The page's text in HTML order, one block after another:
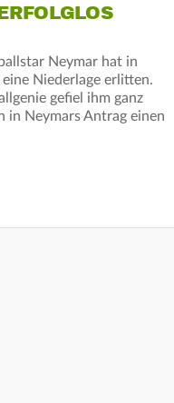
Neymar hat in
Niederlage erlitten.
gefiel ihm ganz
in Neymars Antrag einen